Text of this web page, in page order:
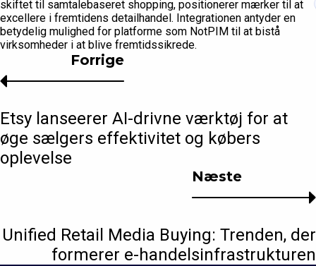
skiftet til samtalebaseret shopping, positionerer mærker til at
excellere i fremtidens detailhandel. Integrationen antyder en
betydelig mulighed for platforme som NotPIM til at bistå
virksomheder i at blive fremtidssikrede.
Næste
Unified Retail Media Buying: Trenden, der
formerer e-handelsinfrastrukturen
Forrige
Etsy lanseerer AI-drivne værktøj for at
øge sælgers effektivitet og købers
oplevelse